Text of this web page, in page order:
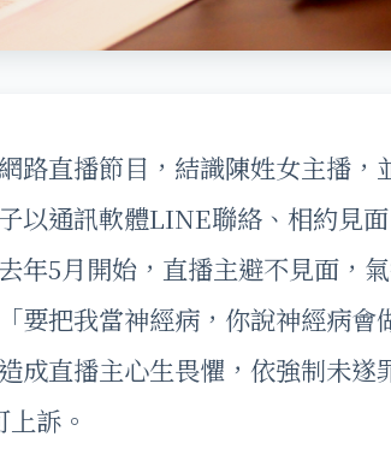
路直播節目，結識陳姓女主播，
以通訊軟體LINE聯絡、相約見
年5月開始，直播主避不見面，
要把我當神經病，你說神經病會
成直播主心生畏懼，依強制未遂
訴。